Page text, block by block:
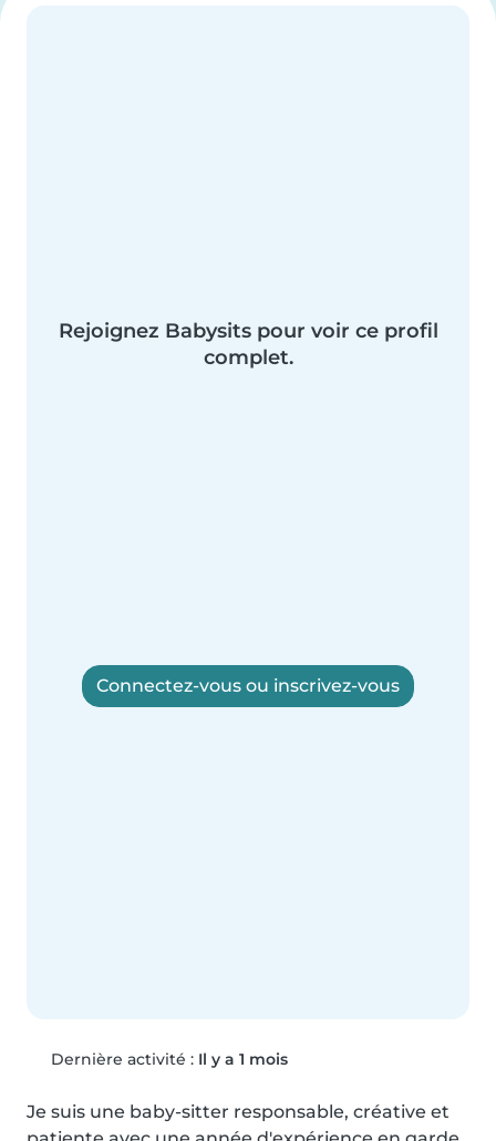
Rejoignez Babysits pour voir ce profil
complet.
Connectez-vous ou inscrivez-vous
Dernière activité : Il y a 1 mois
Je suis une baby-sitter responsable, créative et